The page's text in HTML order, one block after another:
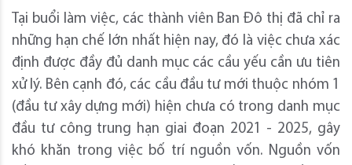
Tại buổi làm việc, các thành viên Ban Đô thị đã chỉ ra
những hạn chế lớn nhất hiện nay, đó là việc chưa xác
định được đầy đủ danh mục các cầu yếu cần ưu tiên
xử lý. Bên cạnh đó, các cầu đầu tư mới thuộc nhóm 1
(đầu tư xây dựng mới) hiện chưa có trong danh mục
đầu tư công trung hạn giai đoạn 2021 - 2025, gây
khó khăn trong việc bố trí nguồn vốn. Nguồn vốn